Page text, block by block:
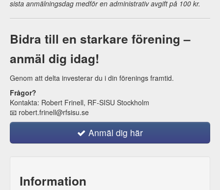
sista anmälningsdag medför en administrativ avgift på 100 kr.
Bidra till en starkare förening –
anmäl dig idag!
Genom att delta investerar du i din förenings framtid.
Frågor?
Kontakta: Robert Frinell, RF-SISU Stockholm
📧 robert.frinell@rfsisu.se
Anmäl dig här
Information